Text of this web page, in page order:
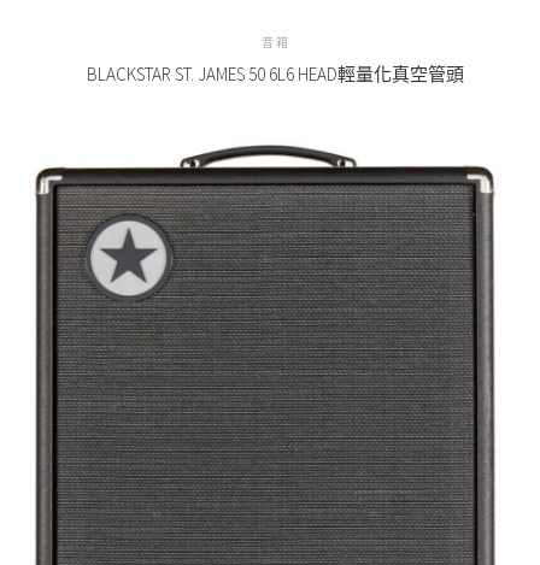
音箱
BLACKSTAR ST. JAMES 50 6L6 HEAD輕量化真空管頭